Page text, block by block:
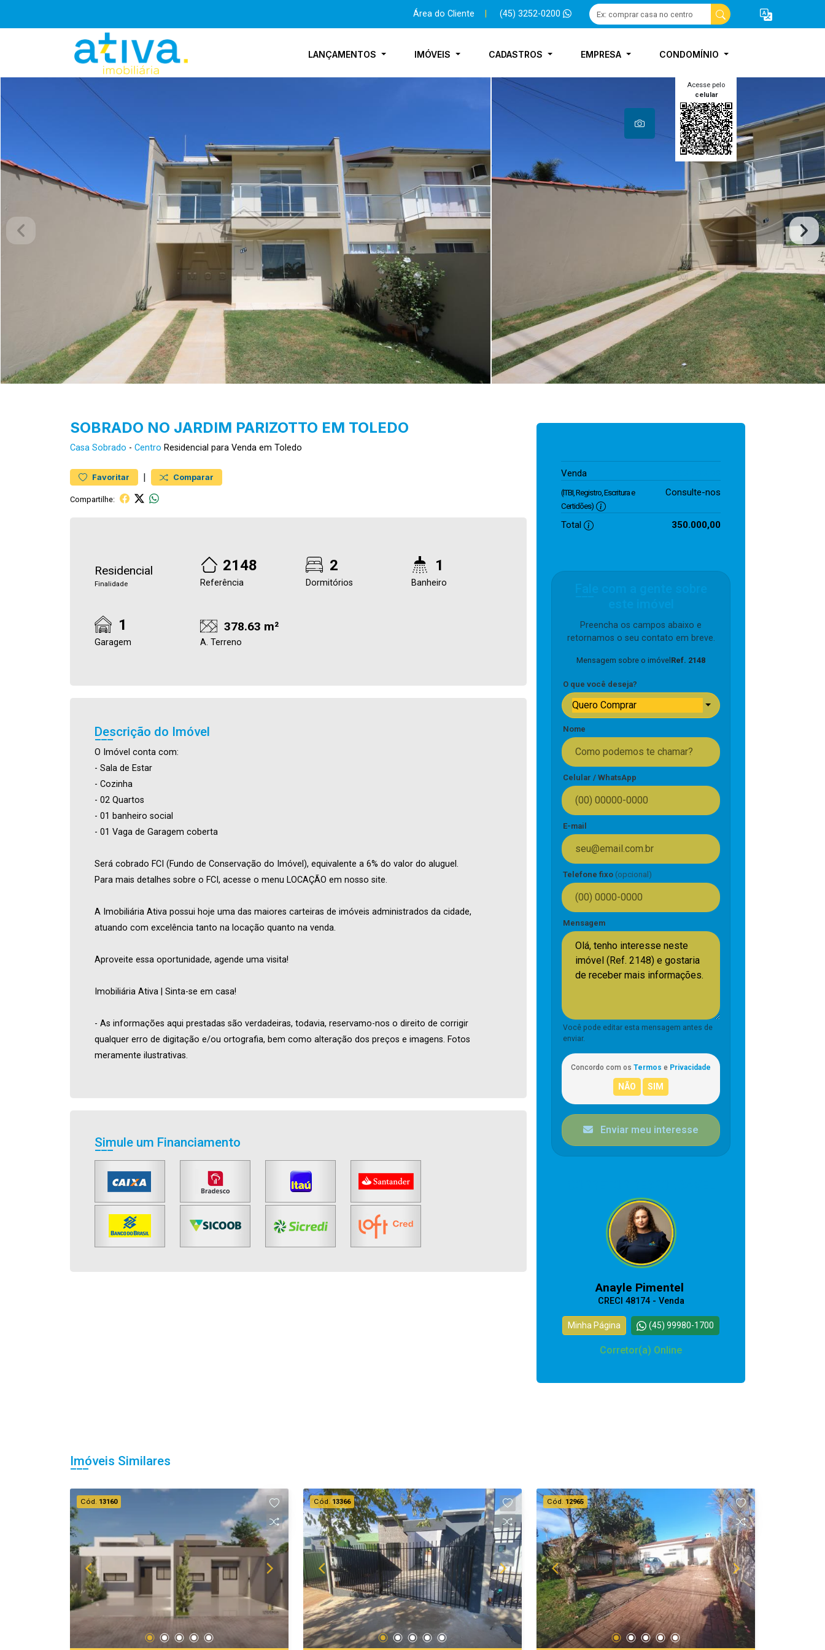
Área do Cliente (45) 3252-0200
LANÇAMENTOS IMÓVEIS CADASTROS EMPRESA CONDOMÍNIO
Acesse pelo
celular
SOBRADO NO JARDIM PARIZOTTO EM TOLEDO
Casa Sobrado - Centro Residencial para Venda em Toledo
Favoritar | Comparar
Compartilhe:
Residencial
Finalidade
2148
Referência
2
Dormitórios
1
Banheiro
1
Garagem
378.63 m²
A. Terreno
Descrição do Imóvel
O Imóvel conta com:
- Sala de Estar
- Cozinha
- 02 Quartos
- 01 banheiro social
- 01 Vaga de Garagem coberta
Será cobrado FCI (Fundo de Conservação do Imóvel), equivalente a 6% do valor do aluguel.
Para mais detalhes sobre o FCI, acesse o menu LOCAÇÃO em nosso site.
A Imobiliária Ativa possui hoje uma das maiores carteiras de imóveis administrados da cidade,
atuando com excelência tanto na locação quanto na venda.
Aproveite essa oportunidade, agende uma visita!
Imobiliária Ativa | Sinta-se em casa!
- As informações aqui prestadas são verdadeiras, todavia, reservamo-nos o direito de corrigir
qualquer erro de digitação e/ou ortografia, bem como alteração dos preços e imagens. Fotos
meramente ilustrativas.
Simule um Financiamento
Venda
(ITBI, Registro, Escritura e
Certidões)
Consulte-nos
Total 350.000,00
Preencha os campos abaixo e
retornamos o seu contato em breve.
Mensagem sobre o imóvel Ref. 2148
O que você deseja?
Quero Comprar
Nome
Celular / WhatsApp
E-mail
Telefone fixo (opcional)
Mensagem
Você pode editar esta mensagem antes de
enviar.
Concordo com os Termos e Privacidade
Enviar meu interesse
Anayle Pimentel
CRECI 48174 - Venda
Minha Página (45) 99980-1700
Corretor(a) Online
Imóveis Similares
Cód. 13160 Cód.13366 Cód. 12965